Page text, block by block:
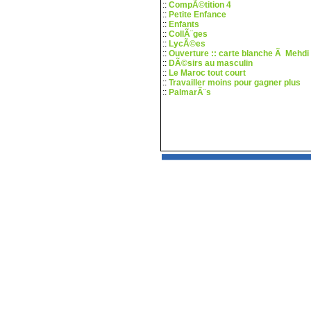
:: CompÃ©tition 4
:: Petite Enfance
:: Enfants
:: CollÃ¨ges
:: LycÃ©es
:: Ouverture :: carte blanche Ã Mehdi
:: DÃ©sirs au masculin
:: Le Maroc tout court
:: Travailler moins pour gagner plus
:: PalmarÃ¨s